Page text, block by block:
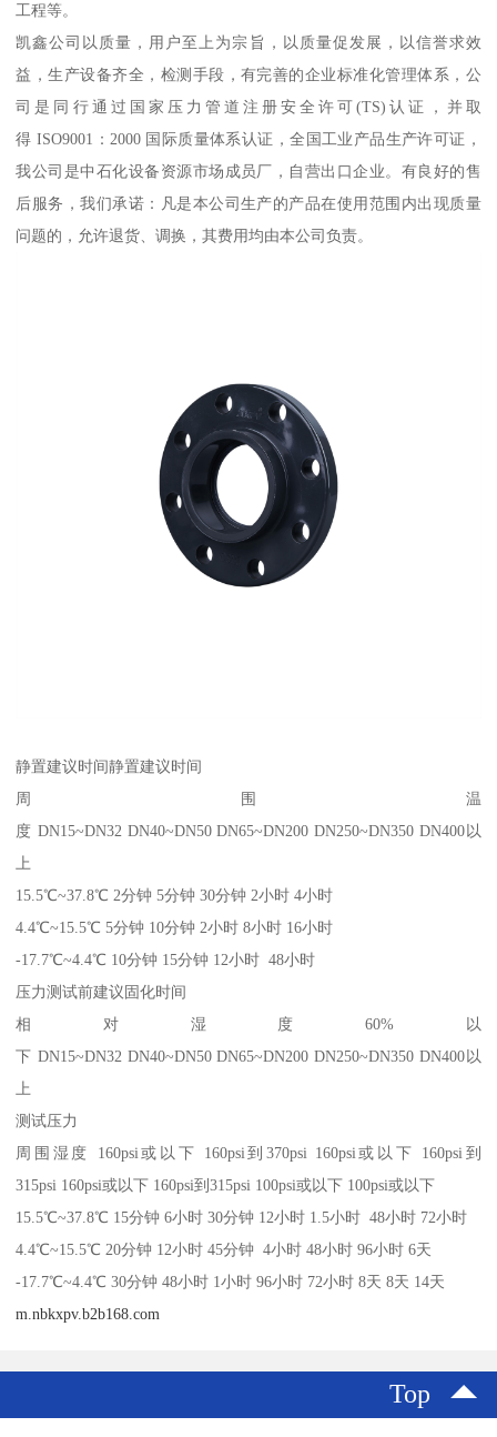
工程等。
凯鑫公司以质量，用户至上为宗旨，以质量促发展，以信誉求效
益，生产设备齐全，检测手段，有完善的企业标准化管理体系，公
司是同行通过国家压力管道注册安全许可(TS)认证，并取
得 ISO9001：2000 国际质量体系认证，全国工业产品生产许可证，
我公司是中石化设备资源市场成员厂，自营出口企业。有良好的售
后服务，我们承诺：凡是本公司生产的产品在使用范围内出现质量
问题的，允许退货、调换，其费用均由本公司负责。
静置建议时间静置建议时间
周围温
度 DN15~DN32 DN40~DN50 DN65~DN200 DN250~DN350 DN400以
上
15.5℃~37.8℃ 2分钟 5分钟 30分钟 2小时 4小时
4.4℃~15.5℃ 5分钟 10分钟 2小时 8小时 16小时
-17.7℃~4.4℃ 10分钟 15分钟 12小时 48小时
压力测试前建议固化时间
相对湿度60%以
下 DN15~DN32 DN40~DN50 DN65~DN200 DN250~DN350 DN400以
上
测试压力
周围湿度 160psi或以下 160psi到370psi 160psi或以下 160psi到
315psi 160psi或以下 160psi到315psi 100psi或以下 100psi或以下
15.5℃~37.8℃ 15分钟 6小时 30分钟 12小时 1.5小时 48小时 72小时
4.4℃~15.5℃ 20分钟 12小时 45分钟 4小时 48小时 96小时 6天
-17.7℃~4.4℃ 30分钟 48小时 1小时 96小时 72小时 8天 8天 14天
m.nbkxpv.b2b168.com
Top